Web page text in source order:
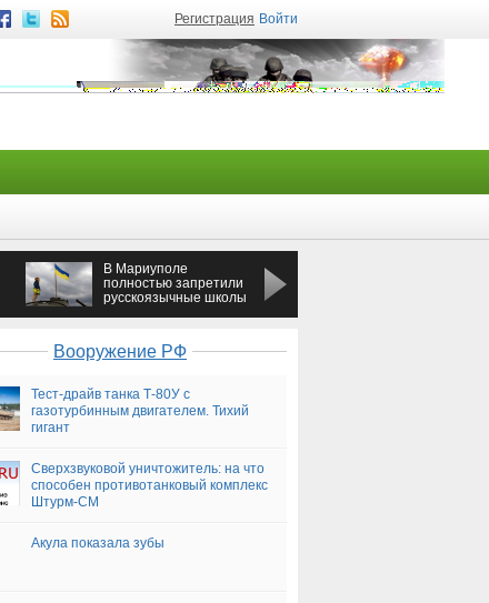
Регистрация Войти
В Мариуполе
полностью запретили
русскоязычные школы
Вооружение РФ
Тест-драйв танка Т-80У с
газотурбинным двигателем. Тихий
гигант
Сверхзвуковой уничтожитель: на что
способен противотанковый комплекс
Штурм-СМ
Акула показала зубы